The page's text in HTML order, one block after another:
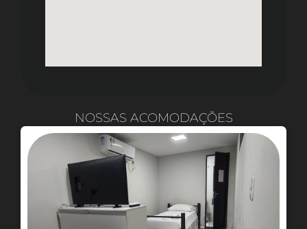
NOSSAS ACOMODAÇÕES